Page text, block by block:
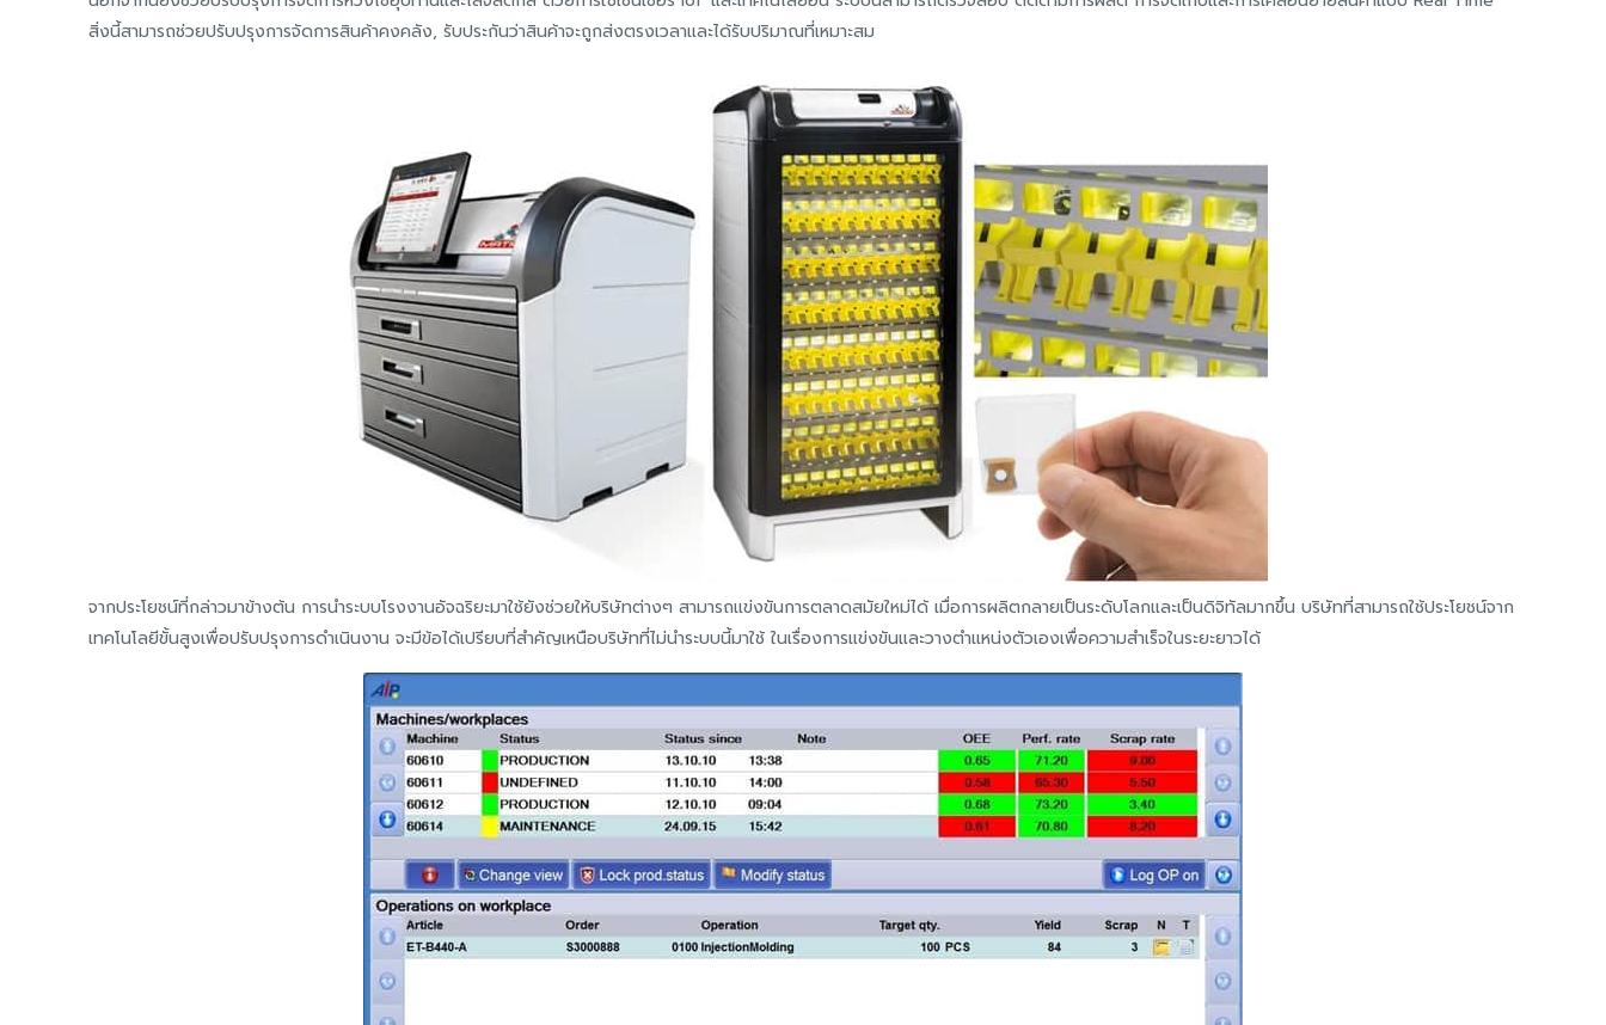
สิ่งนี้สามารถช่วยปรับปรุงการจัดการสินค้าคงคลัง, รับประกันว่าสินค้าจะถูกส่งตรงเวลาและได้รับปริมาณที่เหมาะสม
จากประโยชน์ที่กล่าวมาข้างต้น การนำระบบโรงงานอัจฉริยะมาใช้ยังช่วยให้บริษัทต่างๆ สามารถแข่งขันการตลาดสมัยใหม่ได้ เมื่อการผลิตกลายเป็นระดับโลกและเป็นดิจิทัลมากขึ้น บริษัทที่สามารถใช้ประโยชน์จาก
เทคโนโลยีขั้นสูงเพื่อปรับปรุงการดำเนินงาน จะมีข้อได้เปรียบที่สำคัญเหนือบริษัทที่ไม่นำระบบนี้มาใช้ ในเรื่องการแข่งขันและวางตำแหน่งตัวเองเพื่อความสำเร็จในระยะยาวได้